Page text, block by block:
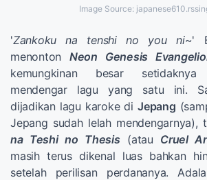
Image Source:
'Zankoku na tenshi no you ni~'
menonton Neon Genesis
kemungkinan besar
mendengar lagu yang satu ini.
dijadikan lagu karoke diJepang
Jepang sudah lelah mendengarnya),
na Teshi no Thesis(atau Cruel
masih terus dikenal luas bahkan
setelah perilisan perdananya.